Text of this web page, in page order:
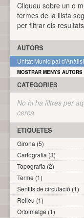
Cliqueu sobre un o
termes de la llista
per filtrar els
AUTORS
Unitat Municipal
MOSTRAR MENYS AUTORS
CATEGORIES
No hi ha filtres per
cerca
ETIQUETES
Girona (5)
Cartografia (3)
Topografia (2)
Terme (1)
Sentits de circulació (1)
Relleu (1)
Ortoimatge (1)